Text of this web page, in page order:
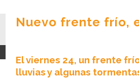
Nuevo frente frío,
El viernes 24, un frente
lluvias y algunas